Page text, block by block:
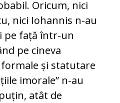
Oricum, nici
nici Iohannis n-au
pe față într-un
pe cineva
și statutare
imorale” n-au
atât de